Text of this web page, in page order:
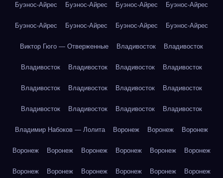
Буэнос-Айрес Буэнос-Айрес Буэнос-Айрес Буэнос-Айрес
Буэнос-Айрес Буэнос-Айрес Буэнос-Айрес Буэнос-Айрес
Виктор Гюго — Отверженные Владивосток Владивосток
Владивосток Владивосток Владивосток Владивосток
Владивосток Владивосток Владивосток Владивосток
Владивосток Владивосток Владивосток Владивосток
Владимир Набоков — Лолита Воронеж Воронеж Воронеж
Воронеж Воронеж Воронеж Воронеж Воронеж Воронеж
Воронеж Воронеж Воронеж Воронеж Воронеж Воронеж